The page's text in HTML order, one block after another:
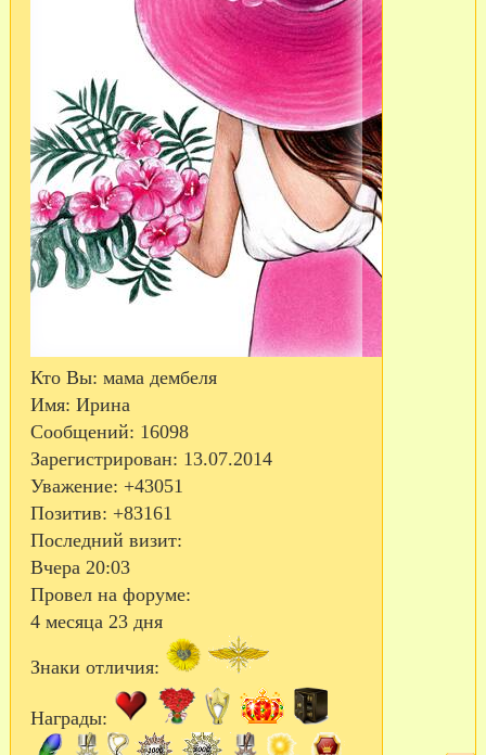
Кто Вы: мама дембеля
Имя: Ирина
Сообщений: 16098
Зарегистрирован: 13.07.2014
Уважение: +43051
Позитив: +83161
Последний визит:
Вчера 20:03
Провел на форуме:
4 месяца 23 дня
Знаки отличия:
Награды: